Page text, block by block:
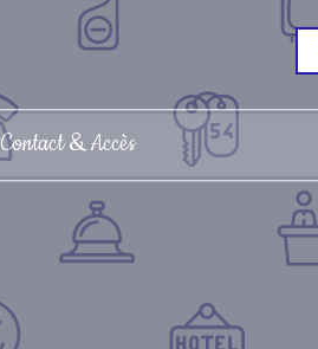
Contact & Accès